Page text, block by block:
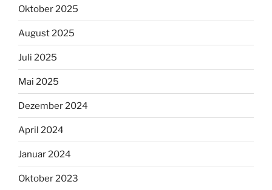
Oktober 2025
August 2025
Juli 2025
Mai 2025
Dezember 2024
April 2024
Januar 2024
Oktober 2023